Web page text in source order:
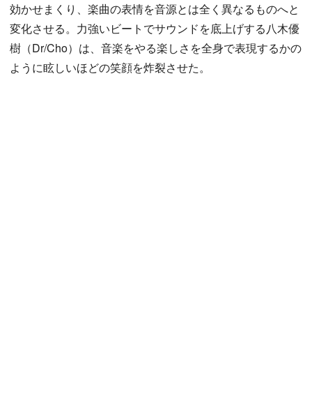
効かせまくり、楽曲の表情を音源とは全く異なるものへと
変化させる。力強いビートでサウンドを底上げする八木優
樹（Dr/Cho）は、音楽をやる楽しさを全身で表現するかの
ように眩しいほどの笑顔を炸裂させた。